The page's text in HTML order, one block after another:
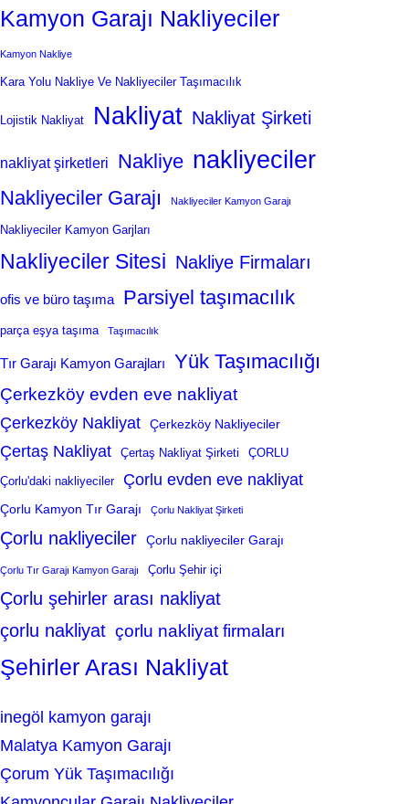
Kamyon Garajı Nakliyeciler
Kamyon Nakliye
Kara Yolu Nakliye Ve Nakliyeciler Taşımacılık
Lojistik Nakliyat Nakliyat Nakliyat Şirketi
nakliyat şirketleri Nakliye nakliyeciler
Nakliyeciler Garajı Nakliyeciler Kamyon Garajı
Nakliyeciler Kamyon Garjları
Nakliyeciler Sitesi Nakliye Firmaları
ofis ve büro taşıma Parsiyel taşımacılık
parça eşya taşıma Taşımacılık
Tır Garajı Kamyon Garajları Yük Taşımacılığı
Çerkezköy evden eve nakliyat
Çerkezköy Nakliyat Çerkezköy Nakliyeciler
Çertaş Nakliyat Çertaş Nakliyat Şirketi ÇORLU
Çorlu'daki nakliyeciler Çorlu evden eve nakliyat
Çorlu Kamyon Tır Garajı Çorlu Nakliyat Şirketi
Çorlu nakliyeciler Çorlu nakliyeciler Garajı
Çorlu Tır Garajı Kamyon Garajı Çorlu Şehir içi
Çorlu şehirler arası nakliyat
çorlu nakliyat çorlu nakliyat firmaları
Şehirler Arası Nakliyat
inegöl kamyon garajı
Malatya Kamyon Garajı
Çorum Yük Taşımacılığı